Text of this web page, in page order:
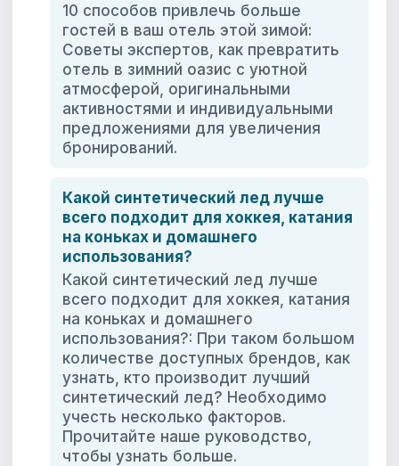
10 способов привлечь больше
гостей в ваш отель этой зимой:
Советы экспертов, как превратить
отель в зимний оазис с уютной
атмосферой, оригинальными
активностями и индивидуальными
предложениями для увеличения
бронирований.
Какой синтетический лед лучше
всего подходит для хоккея, катания
на коньках и домашнего
использования?
Какой синтетический лед лучше
всего подходит для хоккея, катания
на коньках и домашнего
использования?: При таком большом
количестве доступных брендов, как
узнать, кто производит лучший
синтетический лед? Необходимо
учесть несколько факторов.
Прочитайте наше руководство,
чтобы узнать больше.